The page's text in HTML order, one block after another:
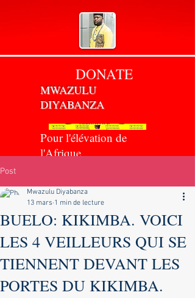
DONATE
MWAZULU
DIYABANZA
Pour l'élévation de
l'Afrique
Post
BUELO: KIKIMBA. VOICI
LES 4 VEILLEURS QUI SE
TIENNENT DEVANT LES
PORTES DU KIKIMBA.
Mwazulu Diyabanza
13 mars 1 min de lecture